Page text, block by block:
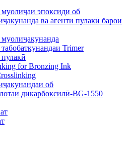
эпоксиди об
ва агенти пулакӣ барои
Trimer
for Bronzing Ink
об
дикарбоксилӣ-BG-1550